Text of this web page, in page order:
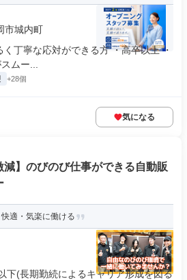
市城内町
丁寧な応対ができる方 ・高卒以上 ・
ムー...
+28個
気になる
減】のびのび仕事ができる自動販
適・気楽に働ける
下(長期勤続によるキャリア形成を図る